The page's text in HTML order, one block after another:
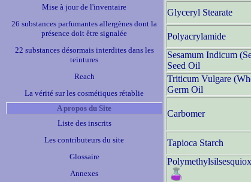
Mise à jour de l'inventaire
26 substances parfumantes allergènes dont la
présence doit être signalée
22 substances désormais interdites dans les
teintures
Reach
La vérité sur les cosmétiques rétablie
A propos du Site
Liste des inscrits
Les contributeurs du site
Glossaire
Annexes
Glyceryl Stearate
Polyacrylamide
Sesamum Indicum
Seed Oil
Triticum Vulgare
Germ Oil
Carbomer
Tapioca Starch